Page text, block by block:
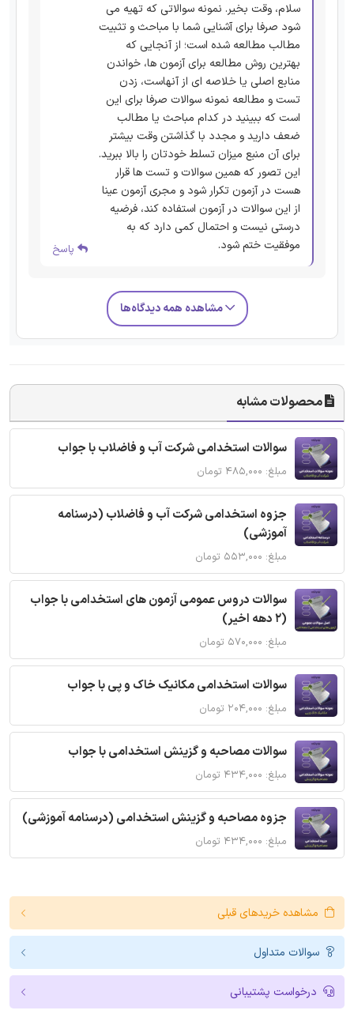
سلام، وقت بخیر. نمونه سوالاتی که تهیه می
شود صرفا برای آشنایی شما با مباحث و تثبیت
مطالب مطالعه شده است؛ از آنجایی که
بهترین روش مطالعه برای آزمون ها، خواندن
منابع اصلی یا خلاصه ای از آنهاست، زدن
تست و مطالعه نمونه سوالات صرفا برای این
است که ببینید در کدام مباحث یا مطالب
ضعف دارید و مجدد با گذاشتن وقت بیشتر
برای آن منبع میزان تسلط خودتان را بالا ببرید.
این تصور که همین سوالات و تست ها قرار
هست در آزمون تکرار شود و مجری آزمون عینا
از این سوالات در آزمون استفاده کند، فرضیه
درستی نیست و احتمال کمی دارد که به
موفقیت ختم شود.
پاسخ
مشاهده همه دیدگاه‌ها
محصولات مشابه
سوالات استخدامی شرکت آب و فاضلاب با جواب
مبلغ: ۴۸۵,۰۰۰ تومان
جزوه استخدامی شرکت آب و فاضلاب (درسنامه
آموزشی)
مبلغ: ۵۵۳,۰۰۰ تومان
سوالات دروس عمومی آزمون های استخدامی با جواب
(2 دهه اخیر)
مبلغ: ۵۷۰,۰۰۰ تومان
سوالات استخدامی مکانیک خاک و پی با جواب
مبلغ: ۲۰۴,۰۰۰ تومان
سوالات مصاحبه و گزینش استخدامی با جواب
مبلغ: ۴۳۴,۰۰۰ تومان
جزوه مصاحبه و گزینش استخدامی (درسنامه آموزشی)
مبلغ: ۴۳۴,۰۰۰ تومان
مشاهده خریدهای قبلی
سوالات متداول
درخواست پشتیبانی